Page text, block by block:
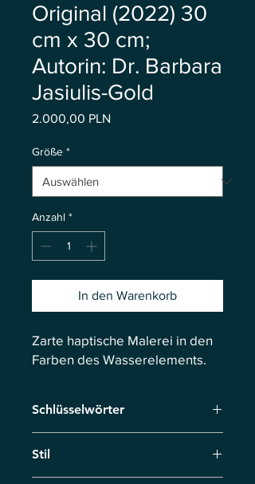
Original (2022) 30
cm x 30 cm;
Autorin: Dr. Barbara
Jasiulis-Gold
2.000,00 PLN
Größe *
Anzahl *
In den Warenkorb
Zarte haptische Malerei in den
Farben des Wasserelements.
Schlüsselwörter
der Existenz, Spur, Jenseits der Zeit
Stil